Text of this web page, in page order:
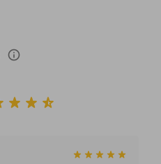
info_outlined